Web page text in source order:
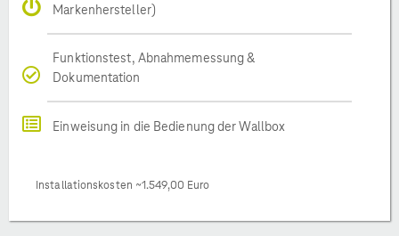
Markenhersteller)
Funktionstest, Abnahmemessung &
Dokumentation
Einweisung in die Bedienung der Wallbox
Installationskosten ~1.549,00 Euro